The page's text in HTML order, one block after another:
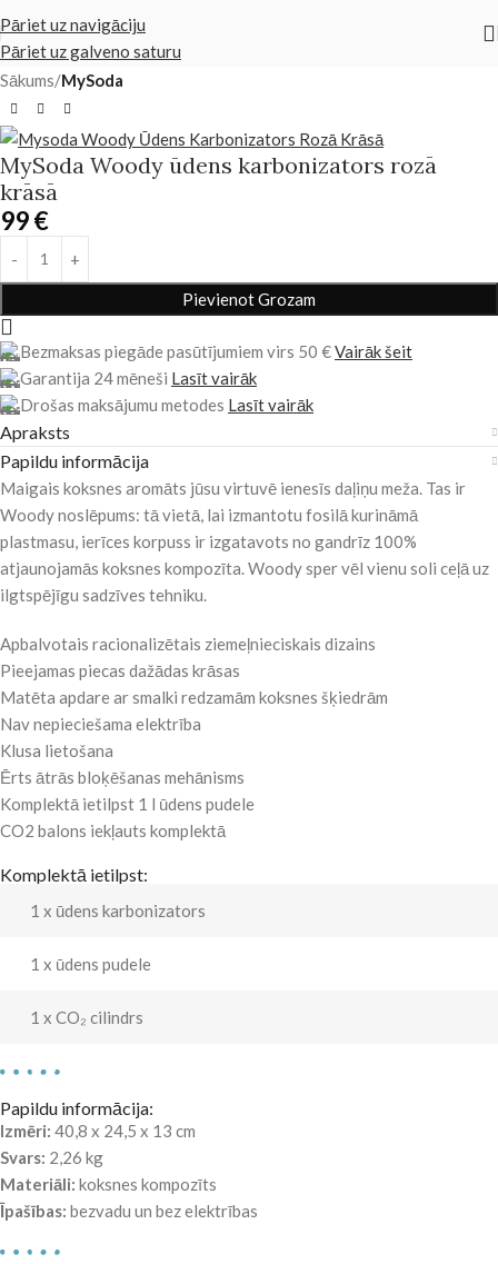
Pāriet uz navigāciju
Pāriet uz galveno saturu
Sākums MySoda
MySoda Woody ūdens karbonizators rozā
krāsā
99€
Pievienot Grozam
Bezmaksas piegāde pasūtījumiem virs 50 €Vairāk šeit
Garantija 24 mēneši Lasīt vairāk
Drošas maksājumu metodes Lasīt vairāk
Apraksts
Papildu informācija
Maigais koksnes aromāts jūsu virtuvē ienesīs daļiņu meža. Tas ir
Woody noslēpums: tā vietā, lai izmantotu fosilā kurināmā
plastmasu, ierīces korpuss ir izgatavots no gandrīz 100%
atjaunojamās koksnes kompozīta. Woody sper vēl vienu soli ceļā uz
ilgtspējīgu sadzīves tehniku.
Apbalvotais racionalizētais ziemeļnieciskais dizains
Pieejamas piecas dažādas krāsas
Matēta apdare ar smalki redzamām koksnes šķiedrām
Nav nepieciešama elektrība
Klusa lietošana
Ērts ātrās bloķēšanas mehānisms
Komplektā ietilpst 1 l ūdens pudele
CO2 balons iekļauts komplektā
Komplektā ietilpst:
1 x ūdens karbonizators
1 x ūdens pudele
1 x CO₂ cilindrs
Papildu informācija:
Izmēri: 40,8 x 24,5 x 13 cm
Svars: 2,26 kg
Materiāli: koksnes kompozīts
Īpašības: bezvadu un bez elektrības